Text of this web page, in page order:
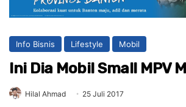
Info Bisnis Lifestyle Mobil
Ini Dia Mobil Small MPV
Hilal Ahmad 25 Juli 2017